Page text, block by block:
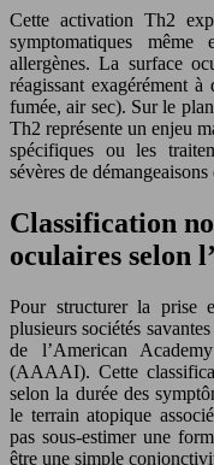
Cette activation Th2
symptomatiques
allergènes. La surface
réagissant exagérément
fumée, air sec). Sur le
Th2 représente un enjeu
spécifiques ou les
sévères de
Classification
oculaires selon
Pour structurer la prise
plusieurs sociétés
de l’American
(AAAAI). Cette
selon la durée des
le terrain atopique
pas sous-estimer une
être une simple